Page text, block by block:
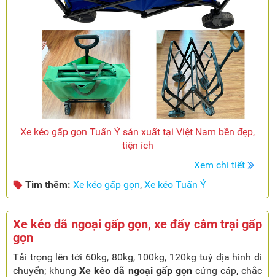
Xe kéo gấp gọn Tuấn Ý sản xuất tại Việt Nam bền đẹp,
tiện ích
Xem chi tiết
Tìm thêm: Xe kéo gấp gọn, Xe kéo Tuấn Ý
Xe kéo dã ngoại gấp gọn, xe đẩy cắm trại gấp
gọn
Tải trọng lên tới 60kg, 80kg, 100kg, 120kg tuỳ địa hình di
chuyển; khungXe kéo dã ngoại gấp gọncứng cáp, chắc